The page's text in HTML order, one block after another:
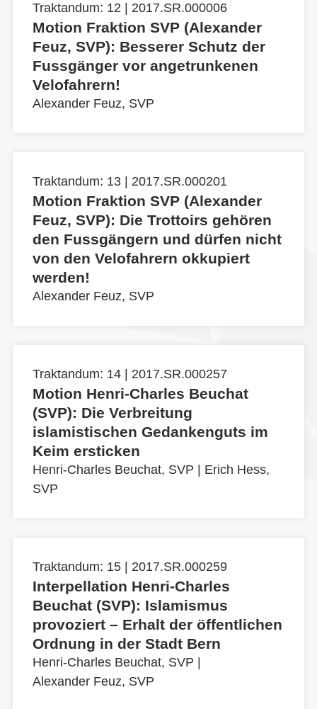
Traktandum: 12 | 2017.SR.000006
Motion Fraktion SVP (Alexander
Feuz, SVP): Besserer Schutz der
Fussgänger vor angetrunkenen
Velofahrern!
Alexander Feuz, SVP
Traktandum: 13 | 2017.SR.000201
Motion Fraktion SVP (Alexander
Feuz, SVP): Die Trottoirs gehören
den Fussgängern und dürfen nicht
von den Velofahrern okkupiert
werden!
Alexander Feuz, SVP
Traktandum: 14 | 2017.SR.000257
Motion Henri-Charles Beuchat
(SVP): Die Verbreitung
islamistischen Gedankenguts im
Keim ersticken
Henri-Charles Beuchat, SVP
Erich Hess,
SVP
Traktandum: 15 | 2017.SR.000259
Interpellation Henri-Charles
Beuchat (SVP): Islamismus
provoziert – Erhalt der öffentlichen
Ordnung in der Stadt Bern
Henri-Charles Beuchat, SVP
Alexander Feuz, SVP